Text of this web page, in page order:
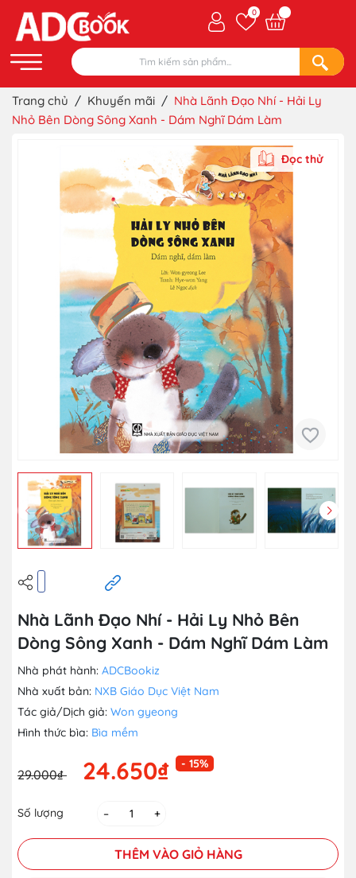
0
Trang chủ / Khuyến mãi / Nhà Lãnh Đạo Nhí - Hải Ly
Nhỏ Bên Dòng Sông Xanh - Dám Nghĩ Dám Làm
Đọc thử
Nhà Lãnh Đạo Nhí - Hải Ly Nhỏ Bên
Dòng Sông Xanh - Dám Nghĩ Dám Làm
Nhà phát hành: ADCBookiz
Nhà xuất bản: NXB Giáo Dục Việt Nam
Tác giả/Dịch giả: Won gyeong
Hình thức bìa: Bìa mềm
29.000₫ 24.650₫ - 15%
Số lượng – +
THÊM VÀO GIỎ HÀNG